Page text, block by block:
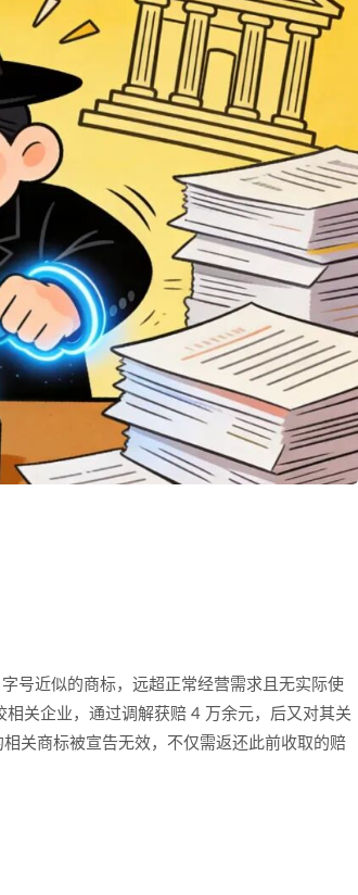
号近似的商标，远超正常经营需求且无实际使
关企业，通过调解获赔 4 万余元，后又对其关
关商标被宣告无效，不仅需返还此前收取的赔